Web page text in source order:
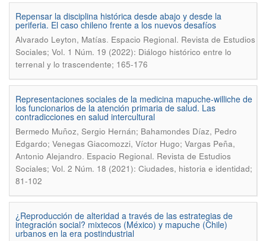
Repensar la disciplina histórica desde abajo y desde la
periferia. El caso chileno frente a los nuevos desafíos
Alvarado Leyton, Matías. Espacio Regional. Revista de Estudios
Sociales; Vol. 1 Núm. 19 (2022): Diálogo histórico entre lo
terrenal y lo trascendente; 165-176
Representaciones sociales de la medicina mapuche-williche de
los funcionarios de la atención primaria de salud. Las
contradicciones en salud intercultural
Bermedo Muñoz, Sergio Hernán; Bahamondes Díaz, Pedro
Edgardo; Venegas Giacomozzi, Víctor Hugo; Vargas Peña,
Antonio Alejandro. Espacio Regional. Revista de Estudios
Sociales; Vol. 2 Núm. 18 (2021): Ciudades, historia e identidad;
81-102
¿Reproducción de alteridad a través de las estrategias de
integración social? mixtecos (México) y mapuche (Chile)
urbanos en la era postindustrial